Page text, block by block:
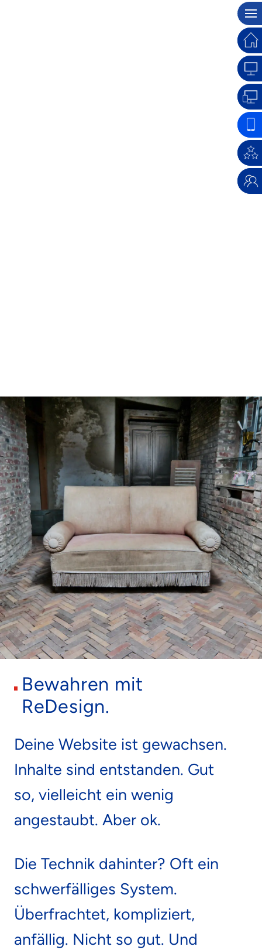
Bewahren mit
ReDesign.
Deine Website ist gewachsen.
Inhalte sind entstanden. Gut
so, vielleicht ein wenig
angestaubt. Aber ok.
Die Technik dahinter? Oft ein
schwerfälliges System.
Überfrachtet, kompliziert,
anfällig. Nicht so gut. Und